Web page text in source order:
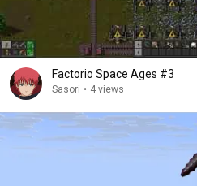
Factorio Space Ages #3
Sasori • 4 views